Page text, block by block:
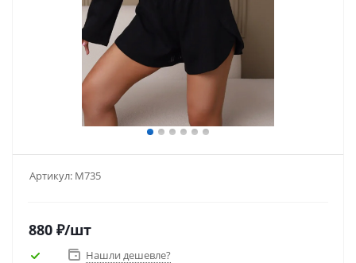
Артикул: М735
880 ₽/шт
Нашли дешевле?